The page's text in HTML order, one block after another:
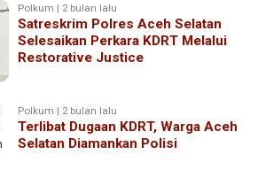
Polkum | 2 bulan lalu
Satreskrim Polres Aceh Selatan
Selesaikan Perkara KDRT Melalui
Restorative Justice
Polkum | 2 bulan lalu
Terlibat Dugaan KDRT, Warga Aceh
Selatan Diamankan Polisi